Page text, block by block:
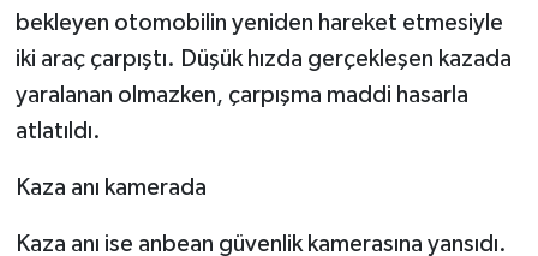
bekleyen otomobilin yeniden hareket etmesiyle
iki araç çarpıştı. Düşük hızda gerçekleşen kazada
yaralanan olmazken, çarpışma maddi hasarla
atlatıldı.
Kaza anı kamerada
Kaza anı ise anbean güvenlik kamerasına yansıdı.
MAGAZİN
Otomobil